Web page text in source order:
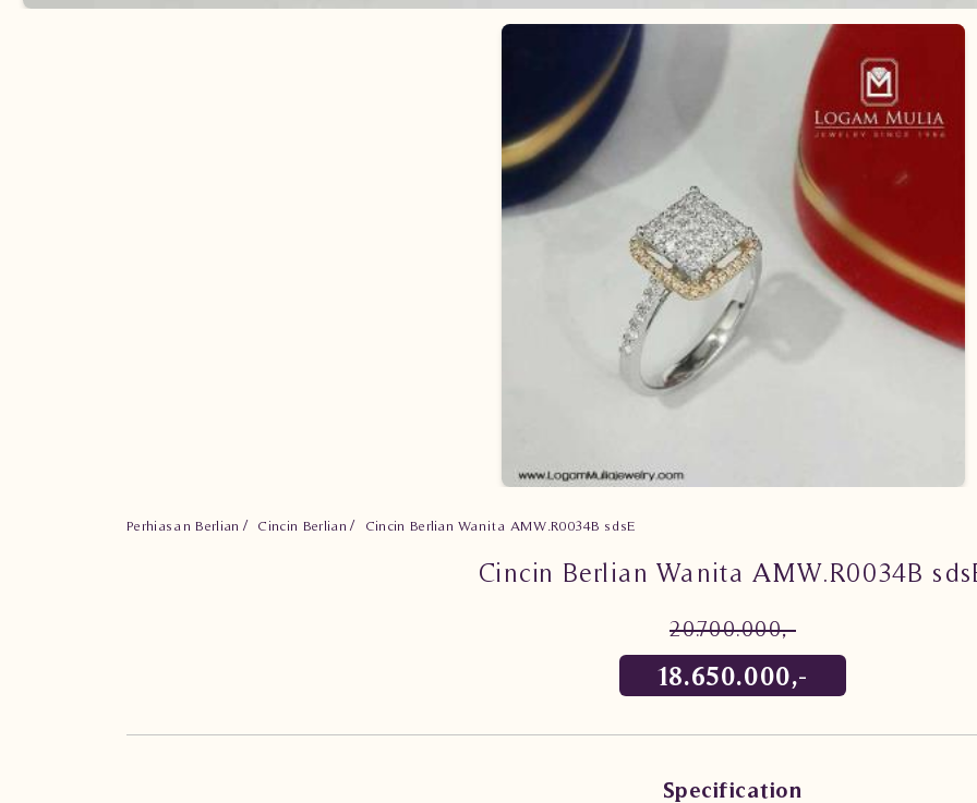
Perhiasan Berlian Cincin Berlian Cincin Berlian Wanita AMW.R0034B sdsE
Cincin Berlian Wanita AMW.R0034B
20.700.000,-
18.650.000,-
Specification